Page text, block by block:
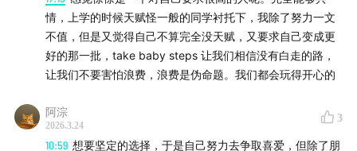
情，上学的时候天赋怪一般的同学衬托下，我除了努力一文
不值，但是又觉得自己不算完全没天赋，又要求自己变成更
好的那一批，take baby steps 让我们相信没有白走的路，
让我们不要害怕浪费，浪费是伪命题。我们都会玩得开心的
阿淙
2026.3.24
3
10:59 想要坚定的选择，于是自己努力去争取喜爱，但除了朋